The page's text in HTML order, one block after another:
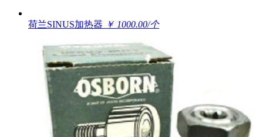
荷兰SINUS加热器 ￥ 1000.00/个